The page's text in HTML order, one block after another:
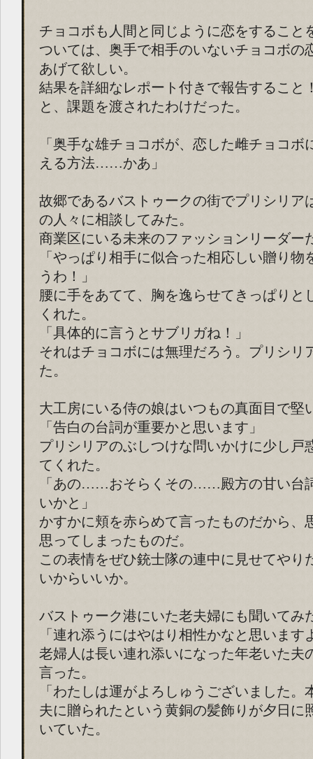
チョコボも人間と同じように恋をすること
ついては、奥手で相手のいないチョコボの
あげて欲しい。
結果を詳細なレポート付きで報告すること
と、課題を渡されたわけだった。
「奥手な雄チョコボが、恋した雌チョコボ
える方法……かあ」
故郷であるバストゥークの街でプリシリア
の人々に相談してみた。
商業区にいる未来のファッションリーダー
「やっぱり相手に似合った相応しい贈り物
うわ！」
腰に手をあてて、胸を逸らせてきっぱりと
くれた。
「具体的に言うとサブリガね！」
それはチョコボには無理だろう。プリシリ
た。
大工房にいる侍の娘はいつもの真面目で堅
「告白の台詞が重要かと思います」
プリシリアのぶしつけな問いかけに少し戸
てくれた。
「あの……おそらくその……殿方の甘い台
いかと」
かすかに頬を赤らめて言ったものだから、
思ってしまったものだ。
この表情をぜひ銃士隊の連中に見せてやり
いからいいか。
バストゥーク港にいた老夫婦にも聞いてみ
「連れ添うにはやはり相性かなと思います
老婦人は長い連れ添いになった年老いた夫
言った。
「わたしは運がよろしゅうございました
夫に贈られたという黄銅の髪飾りが夕日に
いていた。